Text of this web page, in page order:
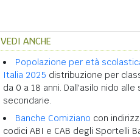
VEDI ANCHE
Popolazione per età
Italia 2025 distribuzione per
da 0 a 18 anni. Dall'asilo nido alle
secondarie.
Banche Comiziano con
codici ABI e CAB degli Sportelli